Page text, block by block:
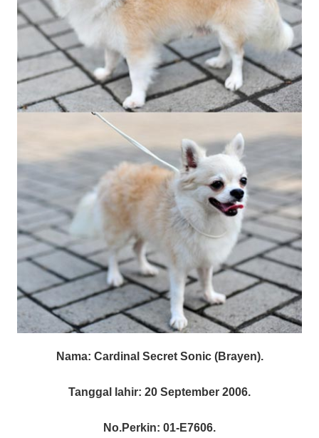
Nama: Cardinal Secret Sonic (Brayen).
Tanggal lahir: 20 September 2006.
No.Perkin: 01-E7606.